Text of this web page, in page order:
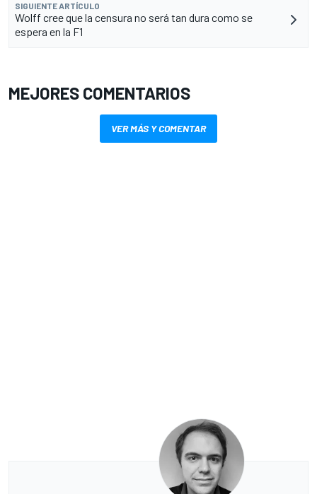
SIGUIENTE ARTÍCULO
Wolff cree que la censura no será tan dura como se
espera en la F1
MEJORES COMENTARIOS
VER MÁS Y COMENTAR